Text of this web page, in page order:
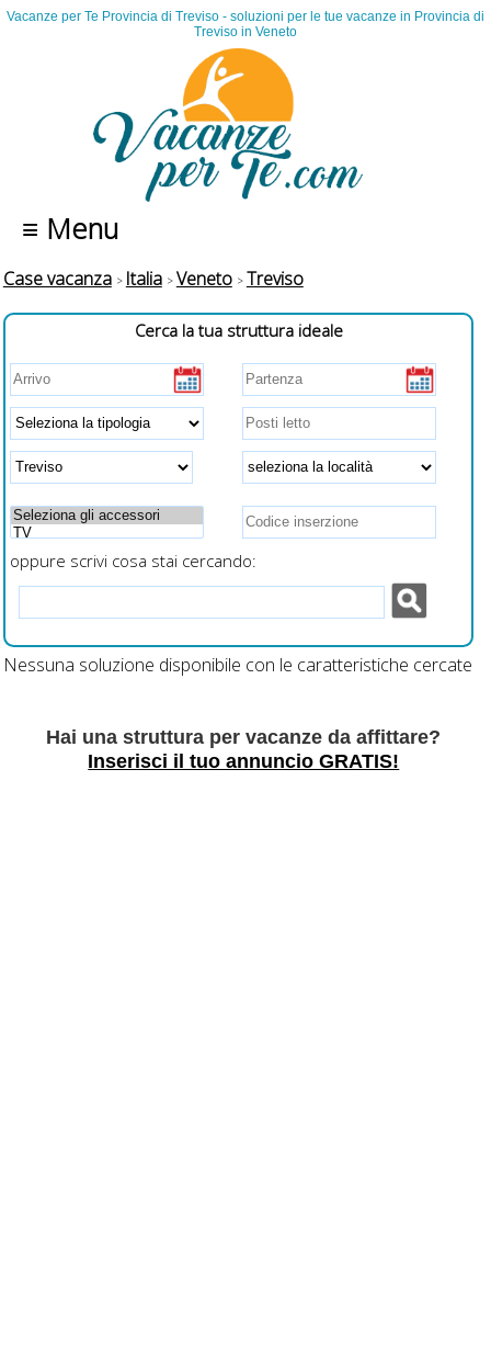
Vacanze per Te Provincia di Treviso - soluzioni per le tue vacanze in Provincia di
Treviso in Veneto
≡ Menu
Case vacanza Italia Veneto Treviso
Cerca la tua struttura ideale
oppure scrivi cosa stai cercando:
Nessuna soluzione disponibile con le caratteristiche cercate
Hai una struttura per vacanze da affittare?
Inserisci il tuo annuncio GRATIS!